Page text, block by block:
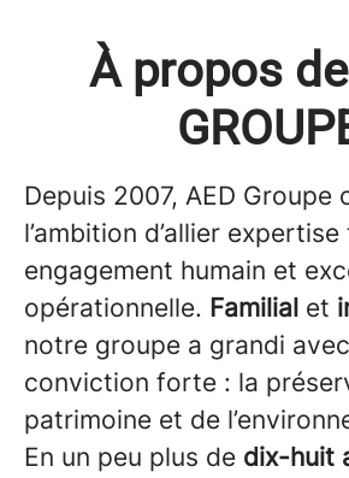
À propos
Depuis 2007, AED Groupe
l’ambition d’allier
engagement humain et
opérationnelle. Familial et
notre groupe a grandi
conviction forte : la
patrimoine et de
En un peu plus de dix-huit